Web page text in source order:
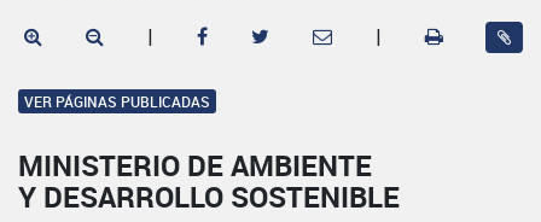
| |
VER PÁGINAS PUBLICADAS
MINISTERIO DE AMBIENTE
Y DESARROLLO SOSTENIBLE